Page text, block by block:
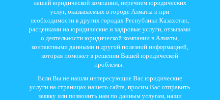
нашей юридической компании, перечнем юридических
услуг, оказываемых в городе Алматы и при
необходимости в других городах Республики Казахстан,
расценками на юридические и кадровые услуги, отзывами
о деятельности юридической компании в Алматы,
контактными данными и другой полезной информацией,
которая поможет в решении Вашей юридической
проблемы.
Если Вы не нашли интересующие Вас юридические
услуги на страницах нашего сайта, просим Вас отправить
заявку или позвонить нам по данным услугам, наши